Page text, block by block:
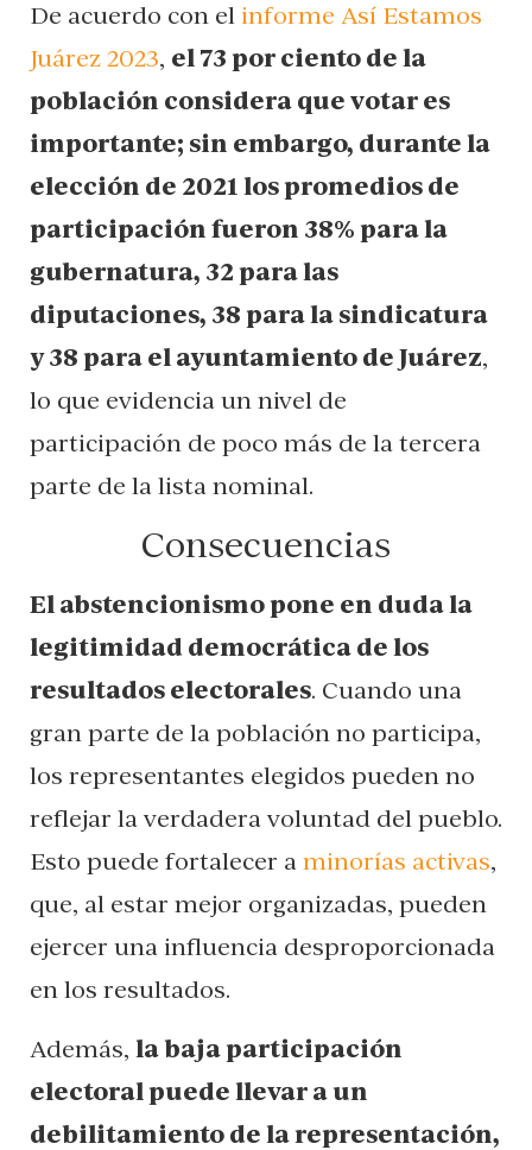
De acuerdo con el informe Así Estamos
Juárez 2023, el 73 por ciento de la
población considera que votar es
importante; sin embargo, durante la
elección de 2021 los promedios de
participación fueron 38% para la
gubernatura, 32 para las
diputaciones, 38 para la sindicatura
y 38 para el ayuntamiento de Juárez,
lo que evidencia un nivel de
participación de poco más de la tercera
parte de la lista nominal.
Consecuencias
El abstencionismo pone en duda la
legitimidad democrática de los
resultados electorales. Cuando una
gran parte de la población no participa,
los representantes elegidos pueden no
reflejar la verdadera voluntad del pueblo.
Esto puede fortalecer a minorías activas,
que, al estar mejor organizadas, pueden
ejercer una influencia desproporcionada
en los resultados.
Además, la baja participación
electoral puede llevar a un
debilitamiento de la representación,